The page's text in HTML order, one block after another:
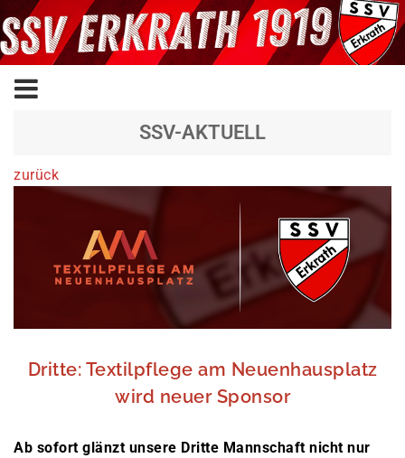
SSV-AKTUELL
zurück
Dritte: Textilpflege am Neuenhausplatz
wird neuer Sponsor
Ab sofort glänzt unsere Dritte Mannschaft nicht nur